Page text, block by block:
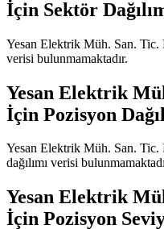
İçin Sektör
Yesan Elektrik Müh. San. Tic.
verisi bulunmamaktadır.
Yesan Elektrik
İçin Pozisyon
Yesan Elektrik Müh. San. Tic.
dağılımı verisi
Yesan Elektrik
İçin Pozisyon